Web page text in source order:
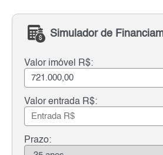
Simulador de
Valor imóvel R$:
Valor entrada R$:
Prazo: